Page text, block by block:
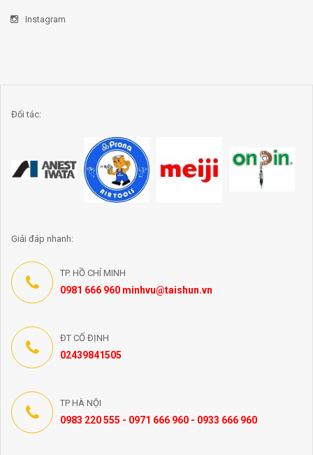
Instagram
Đối tác:
Giải đáp nhanh:
TP. HỒ CHÍ MINH
0981 666 960 minhvu@taishun.vn
ĐT CỐ ĐỊNH
02439841505
TP HÀ NỘI
0983 220 555 - 0971 666 960 - 0933 666 960